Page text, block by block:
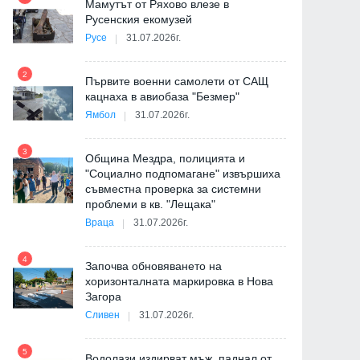
Мамутът от Ряхово влезе в
Русенския екомузей
Русе 31.07.2026г.
2
Първите военни самолети от САЩ
кацнаха в авиобаза "Безмер"
Ямбол 31.07.2026г.
3
Община Мездра, полицията и
"Социално подпомагане" извършиха
съвместна проверка за системни
проблеми в кв. "Лещака"
Враца 31.07.2026г.
4
Започва обновяването на
хоризонталната маркировка в Нова
Загора
Сливен 31.07.2026г.
5